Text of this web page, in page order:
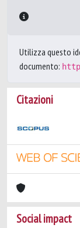
Utilizza questo
documento:
Citazioni
Social impact